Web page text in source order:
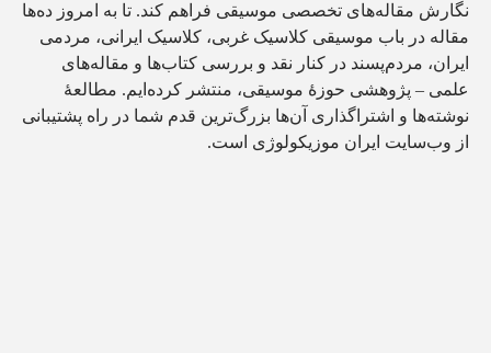
نگارش مقاله‌های تخصصی موسیقی فراهم کند. تا به امروز ده‌ها
مقاله در باب موسیقی کلاسیک غربی، کلاسیک ایرانی، مردمی
ایران، مردم‌پسند در کنار نقد و بررسی کتاب‌ها و مقاله‌های
علمی – پژوهشی حوزۀ موسیقی، منتشر کرده‌ایم. مطالعۀ
نوشته‌ها و اشتراگذاری آن‌ها بزرگ‌ترین قدم شما در راه پشتیبانی
از وب‌سایت ایران موزیکولوژی است.